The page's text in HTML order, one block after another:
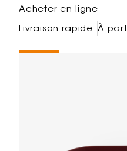
Acheter en ligne
Livraison rapide À